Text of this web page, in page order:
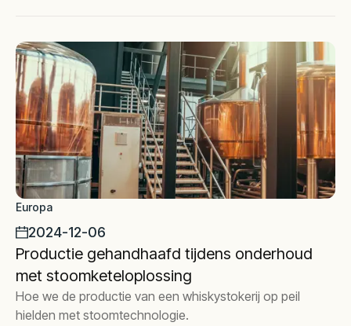
Europa
2024-12-06
Productie gehandhaafd tijdens onderhoud
met stoomketeloplossing
Hoe we de productie van een whiskystokerij op peil
hielden met stoomtechnologie.